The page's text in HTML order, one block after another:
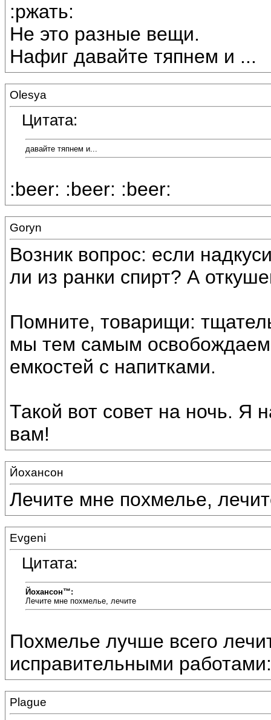
:ржать:
Не это разные вещи.
Нафиг давайте тяпнем и ...
Olesya
Цитата:
давайте тяпнем и...
:beer: :beer: :beer:
Goryn
Возник вопрос: если
ли из ранки спирт? А
Помните, товарищи:
мы тем самым
емкостей с напитками.
Такой вот совет на ночь. Я
вам!
Йохансон
Лечите мне похмелье,
Evgeni
Цитата:
Йохансон™:
Лечите мне похмелье, лечите
Похмелье лучше всего
исправительными
Plague